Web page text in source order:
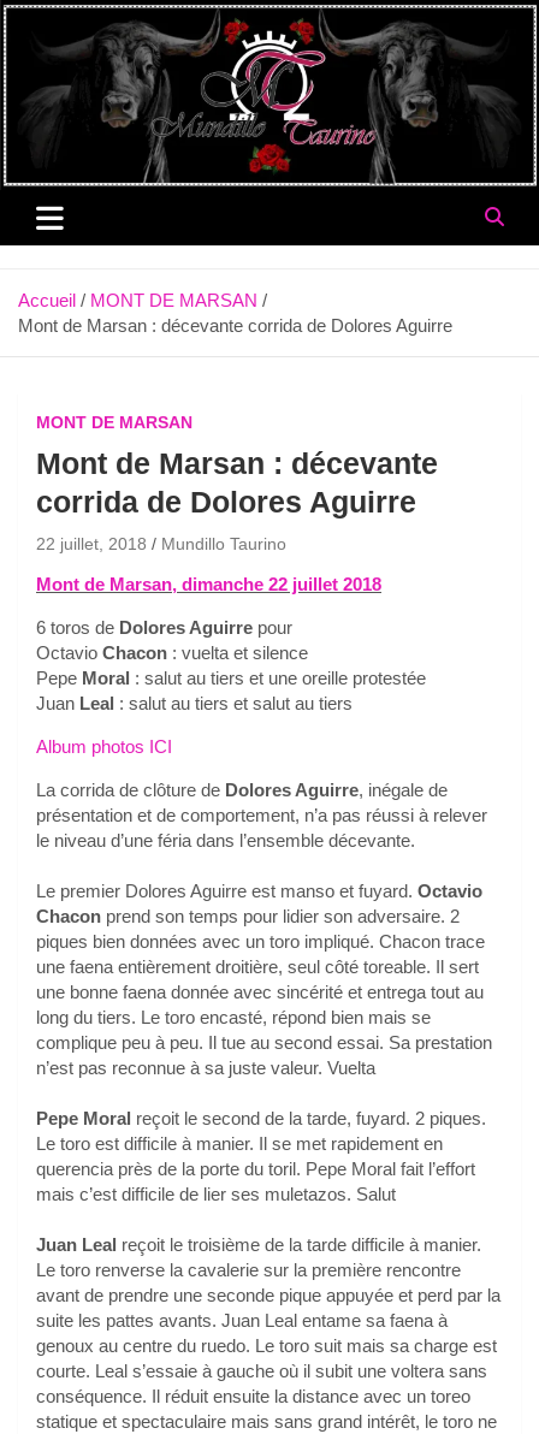
Aller
au
contenu
Accueil
MONT DE MARSAN
Mont de Marsan : décevante corrida de Dolores Aguirre
MONT DE MARSAN
Mont de Marsan : décevante
corrida de Dolores Aguirre
22 juillet, 2018 Mundillo Taurino
Mont de Marsan, dimanche 22 juillet 2018
6 toros de Dolores Aguirre pour
Octavio Chacon : vuelta et silence
Pepe Moral : salut au tiers et une oreille protestée
Juan Leal : salut au tiers et salut au tiers
Album photos ICI
La corrida de clôture de Dolores Aguirre, inégale de
présentation et de comportement, n’a pas réussi à relever
le niveau d’une féria dans l’ensemble décevante.
Le premier Dolores Aguirre est manso et fuyard. Octavio
Chacon prend son temps pour lidier son adversaire. 2
piques bien données avec un toro impliqué. Chacon trace
une faena entièrement droitière, seul côté toreable. Il sert
une bonne faena donnée avec sincérité et entrega tout au
long du tiers. Le toro encasté, répond bien mais se
complique peu à peu. Il tue au second essai. Sa prestation
n’est pas reconnue à sa juste valeur. Vuelta
Pepe Moral reçoit le second de la tarde, fuyard. 2 piques.
Le toro est difficile à manier. Il se met rapidement en
querencia près de la porte du toril. Pepe Moral fait l’effort
mais c’est difficile de lier ses muletazos. Salut
Juan Leal reçoit le troisième de la tarde difficile à manier.
Le toro renverse la cavalerie sur la première rencontre
avant de prendre une seconde pique appuyée et perd par la
suite les pattes avants. Juan Leal entame sa faena à
genoux au centre du ruedo. Le toro suit mais sa charge est
courte. Leal s’essaie à gauche où il subit une voltera sans
conséquence. Il réduit ensuite la distance avec un toreo
statique et spectaculaire mais sans grand intérêt, le toro ne